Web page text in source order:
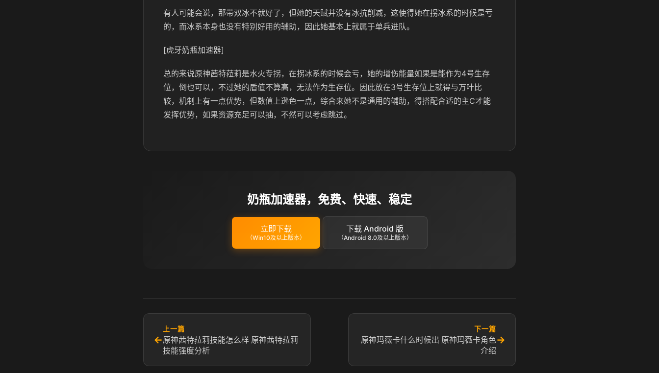
有人可能会说，那带双冰不就好了，但她的天赋并没有冰抗削减，这使得她在拐冰系的时候是亏
的，而冰系本身也没有特别好用的辅助，因此她基本上就属于单兵进队。
[虎牙奶瓶加速器]
总的来说原神茜特菈莉是水火专拐，在拐冰系的时候会亏，她的增伤能量如果是能作为4号生存
位，倒也可以，不过她的盾值不算高，无法作为生存位。因此放在3号生存位上就得与万叶比
较，机制上有一点优势，但数值上逊色一点，综合来她不是通用的辅助，得搭配合适的主C才能
发挥优势，如果资源充足可以抽，不然可以考虑跳过。
奶瓶加速器，免费、快速、稳定
立即下载
（Win10及以上版本）
下载 Android 版
（Android 8.0及以上版本）
←
上一篇
原神茜特菈莉技能怎么样 原神茜特菈莉
技能强度分析
下一篇
原神玛薇卡什么时候出 原神玛薇卡角色
介绍
→